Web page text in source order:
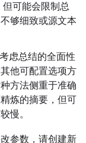
可能会限制总
够细致或源文本
虑总结的全面性
他可配置选项方
方法侧重于准确
炼的摘要，但可
慢。
参数，请创建新